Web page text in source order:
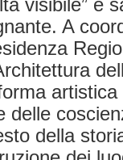
visibile” e
A
delle
della